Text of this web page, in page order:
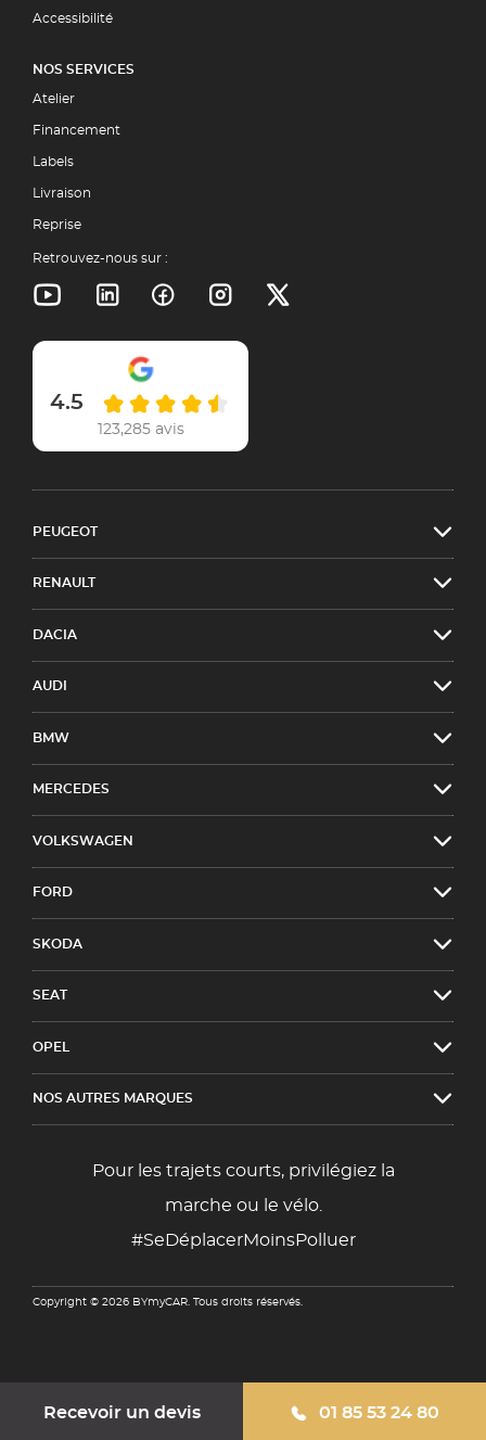
Recevoir un devis 01 85 53 24 80
Accessibilité
NOS SERVICES
Atelier
Financement
Labels
Livraison
Reprise
Retrouvez-nous sur :
4.5
123,285 avis
PEUGEOT
RENAULT
DACIA
AUDI
BMW
MERCEDES
VOLKSWAGEN
FORD
SKODA
SEAT
OPEL
NOS AUTRES MARQUES
Pour les trajets courts, privilégiez la
marche ou le vélo.
#SeDéplacerMoinsPolluer
Copyright © 2026 BYmyCAR. Tous droits réservés.